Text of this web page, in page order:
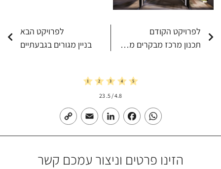
לפרויקט הקודם
תכנון מרכז מבקרים מערות בר כוכבא בביתר עילית
לפרויקט הבא
בניין מגורים בגבעתיים
4.8
/ 5.
23
WhatsApp
Facebook
LinkedIn
Email
הזינו פרטים וניצור עמכם קשר